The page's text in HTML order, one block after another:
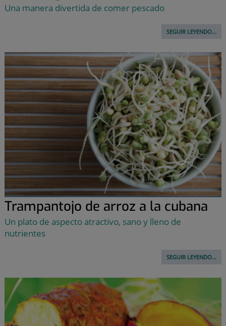
Una manera divertida de comer pescado
SEGUIR LEYENDO...
Trampantojo de arroz a la cubana
Un plato de aspecto atractivo, sano y lleno de
nutrientes
SEGUIR LEYENDO...